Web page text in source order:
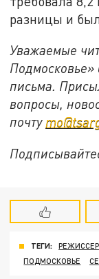
разницы и
Уважаемые
Подмосковье»
письма.
вопросы,
почту
ТЕГИ:
ПОДМОСКОВЬЕ